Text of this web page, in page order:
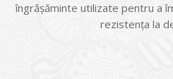
îngrășăminte utilizate pentru a
rezistența la